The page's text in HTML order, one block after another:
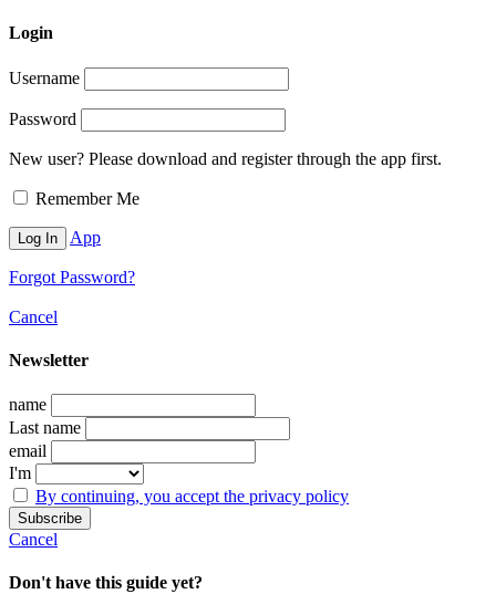
Login
Username
Password
New user? Please download and register through the app first.
Remember Me
App
Forgot Password?
Cancel
Newsletter
name
Last name
email
I'm
By continuing, you accept the privacy policy
Cancel
Don't have this guide yet?